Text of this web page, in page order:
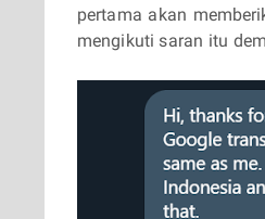
pertama akan
mengikuti saran itu